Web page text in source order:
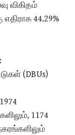
விகிதம்
44.29%
(DBUs)
1174